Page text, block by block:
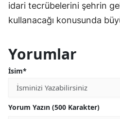
idari tecrübelerini şehrin
kullanacağı konusunda
Yorumlar
İsim*
Yorum Yazın (500 Karakter)